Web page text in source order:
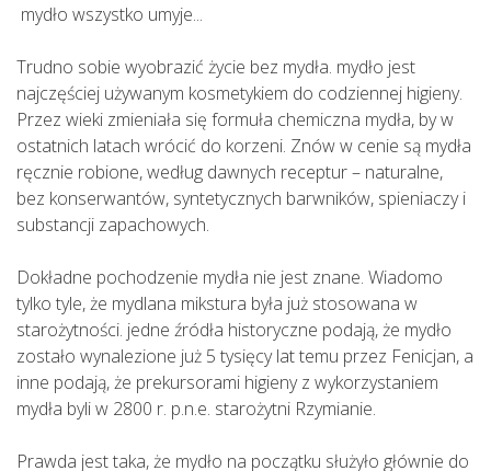
mydło wszystko umyje...
Trudno sobie wyobrazić życie bez mydła. mydło jest
najczęściej używanym kosmetykiem do codziennej higieny.
Przez wieki zmieniała się formuła chemiczna mydła, by w
ostatnich latach wrócić do korzeni. Znów w cenie są mydła
ręcznie robione, według dawnych receptur – naturalne,
bez konserwantów, syntetycznych barwników, spieniaczy i
substancji zapachowych.
Dokładne pochodzenie mydła nie jest znane. Wiadomo
tylko tyle, że mydlana mikstura była już stosowana w
starożytności. jedne źródła historyczne podają, że mydło
zostało wynalezione już 5 tysięcy lat temu przez Fenicjan, a
inne podają, że prekursorami higieny z wykorzystaniem
mydła byli w 2800 r. p.n.e. starożytni Rzymianie.
Prawda jest taka, że mydło na początku służyło głównie do